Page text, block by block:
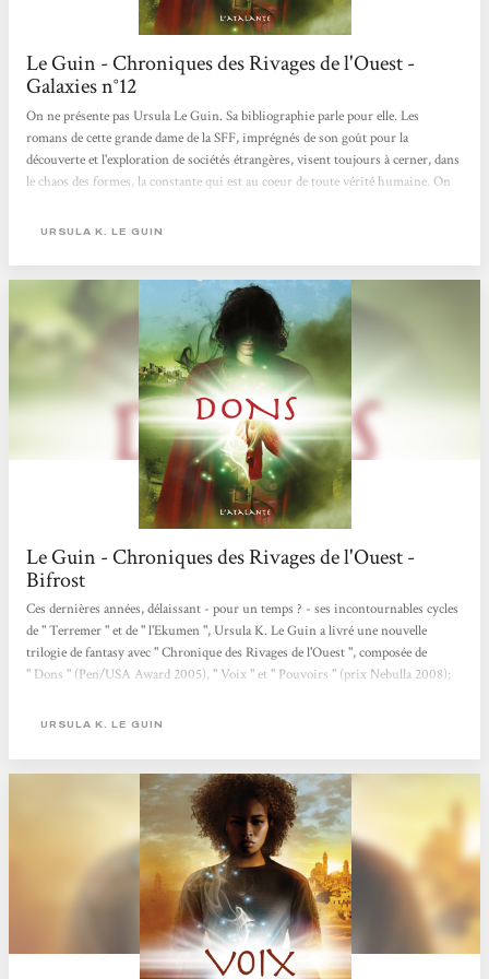
Le Guin - Chroniques des Rivages de l'Ouest -
Galaxies n°12
On ne présente pas Ursula Le Guin. Sa bibliographie parle pour elle. Les
romans de cette grande dame de la SFF, imprégnés de son goût pour la
découverte et l'exploration de sociétés étrangères, visent toujours à cerner, dans
le chaos des formes, la constante qui est au coeur de toute vérité humaine. On
comme dans le vrai monde, sont liés par le besoin de croire aux fictions qu'ils se
les couleurs du monde de Terremer,...
URSULA K. LE GUIN
Le Guin - Chroniques des Rivages de l'Ouest -
Bifrost
Ces dernières années, délaissant - pour un temps ? - ses incontournables cycles
de " Terremer " et de " l'Ekumen ", Ursula K. Le Guin a livré une nouvelle
trilogie de fantasy avec " Chronique des Rivages de l'Ouest ", composée de
" Dons " (Pen/USA Award 2005), " Voix " et " Pouvoirs " (prix Nebulla 2008);
rajoute le prix Locus ô combien mérité remporté par l'excellentissime Lavinia,
URSULA K. LE GUIN